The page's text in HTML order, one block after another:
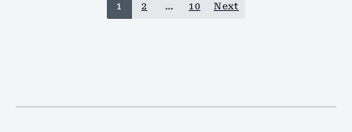
1 2 … 10 Next